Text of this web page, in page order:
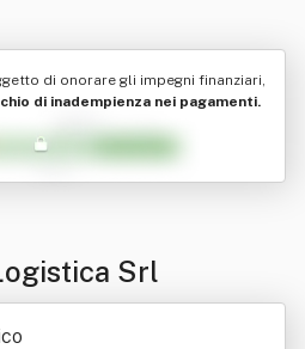
di onorare gli impegni finanziari,
di inadempienza nei pagamenti.
Srl